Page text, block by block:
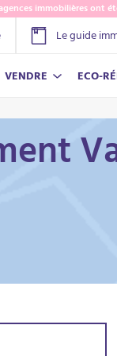
immobilières ont été
Le guide
VENDRE ECO-